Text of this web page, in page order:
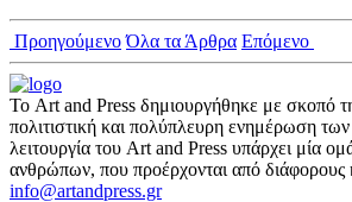
Προηγούμενο Όλα τα Άρθρα Επόμενο
Το Art and Press δημιουργήθηκε με σκοπό
πολιτιστική και πολύπλευρη ενημέρωση
λειτουργία του Art and Press υπάρχει μία
ανθρώπων, που προέρχονται από διάφορους
info@artandpress.gr